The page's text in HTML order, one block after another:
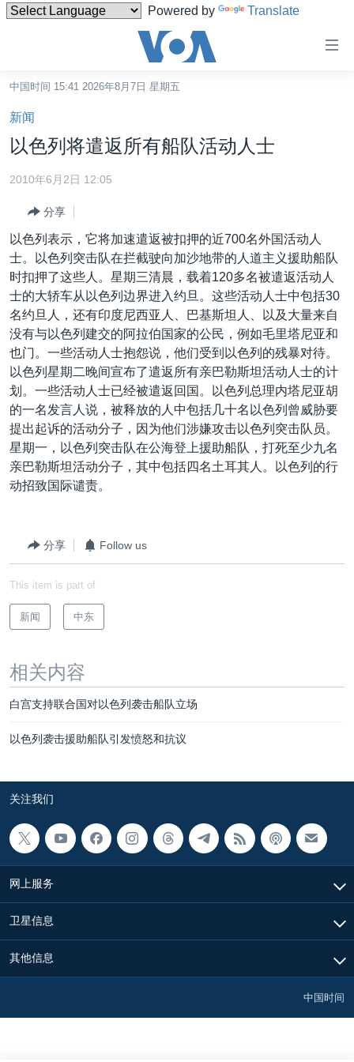
Powered by Translate
碍
链
接
跳
转
容
转
航
转
索
港澳
国际
最新国际新闻
印太
中东
欧洲
非洲
美洲
全球议题
分类新闻
经济·金融·贸易
人权·法律·宗教
科教·文娱·体健
军事
劳工
环境
美中关系
热点专题
白宫要闻
国会报道
美中关系
美国建国250周年
埃博拉疫情
南中国海争端
关注西藏
GEN Z 看美国
VOA视频
VOA今日焦点
中文广播
关注我们
其他语言网站
中国时间 15:41 2026年8月7日 星期五
新闻
以色列将遣返所有船队活动人士
2010年6月2日 12:05
分享
以色列表示，它将加速遣返被扣押的近700名外国活动人
士。以色列突击队在拦截驶向加沙地带的人道主义援助船队
时扣押了这些人。星期三清晨，载着120多名被遣返活动人
士的大轿车从以色列边界进入约旦。这些活动人士中包括30
名约旦人，还有印度尼西亚人、巴基斯坦人、以及大量来自
没有与以色列建交的阿拉伯国家的公民，例如毛里塔尼亚和
也门。一些活动人士抱怨说，他们受到以色列的残暴对待。
以色列星期二晚间宣布了遣返所有亲巴勒斯坦活动人士的计
划。一些活动人士已经被遣返回国。以色列总理内塔尼亚胡
的一名发言人说，被释放的人中包括几十名以色列曾威胁要
提出起诉的活动分子，因为他们涉嫌攻击以色列突击队员。
星期一，以色列突击队在公海登上援助船队，打死至少九名
亲巴勒斯坦活动分子，其中包括四名土耳其人。以色列的行
动招致国际谴责。
分享 Follow us
This item is part of
新闻 中东
相关内容
白宫支持联合国对以色列袭击船队立场
以色列袭击援助船队引发愤怒和抗议
关注我们
网上服务
卫星信息
其他信息
中国时间